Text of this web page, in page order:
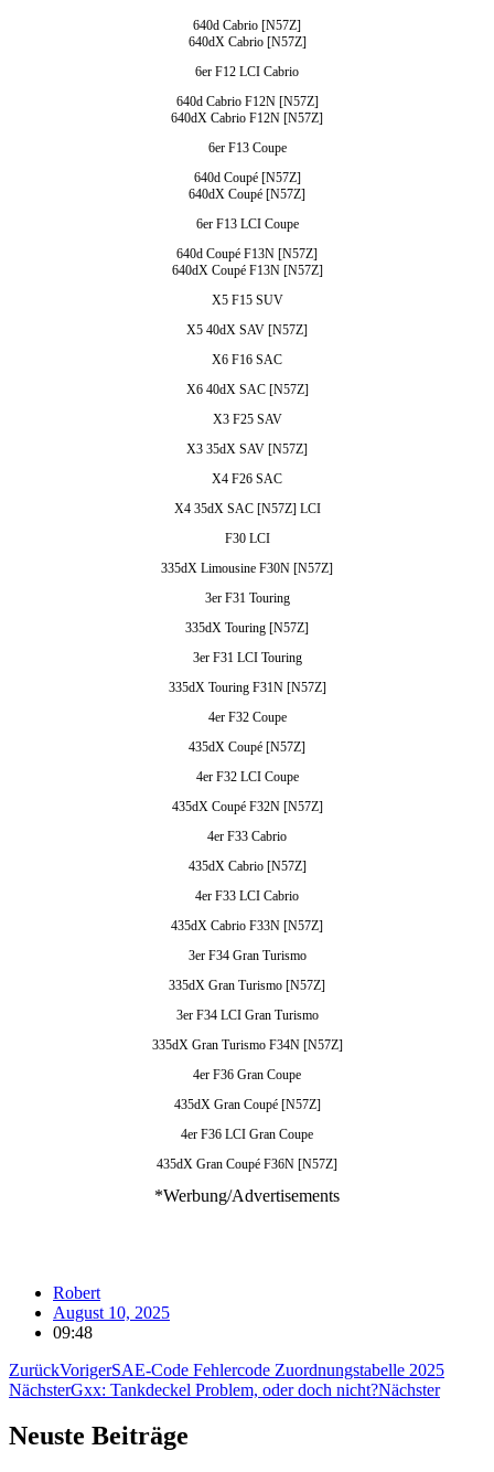
640d Cabrio [N57Z]
640dX Cabrio [N57Z]
6er F12 LCI Cabrio
640d Cabrio F12N [N57Z]
640dX Cabrio F12N [N57Z]
6er F13 Coupe
640d Coupé [N57Z]
640dX Coupé [N57Z]
6er F13 LCI Coupe
640d Coupé F13N [N57Z]
640dX Coupé F13N [N57Z]
X5 F15 SUV
X5 40dX SAV [N57Z]
X6 F16 SAC
X6 40dX SAC [N57Z]
X3 F25 SAV
X3 35dX SAV [N57Z]
X4 F26 SAC
X4 35dX SAC [N57Z] LCI
F30 LCI
335dX Limousine F30N [N57Z]
3er F31 Touring
335dX Touring [N57Z]
3er F31 LCI Touring
335dX Touring F31N [N57Z]
4er F32 Coupe
435dX Coupé [N57Z]
4er F32 LCI Coupe
435dX Coupé F32N [N57Z]
4er F33 Cabrio
435dX Cabrio [N57Z]
4er F33 LCI Cabrio
435dX Cabrio F33N [N57Z]
3er F34 Gran Turismo
335dX Gran Turismo [N57Z]
3er F34 LCI Gran Turismo
335dX Gran Turismo F34N [N57Z]
4er F36 Gran Coupe
435dX Gran Coupé [N57Z]
4er F36 LCI Gran Coupe
435dX Gran Coupé F36N [N57Z]
*Werbung/Advertisements
Robert
August 10, 2025
09:48
ZurückVorigerSAE-Code Fehlercode Zuordnungstabelle 2025
NächsterGxx: Tankdeckel Problem, oder doch nicht?Nächster
Neuste Beiträge